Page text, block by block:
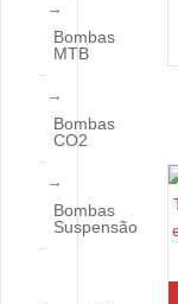
Bombas
MTB
Bombas
CO2
Bombas
Suspensão